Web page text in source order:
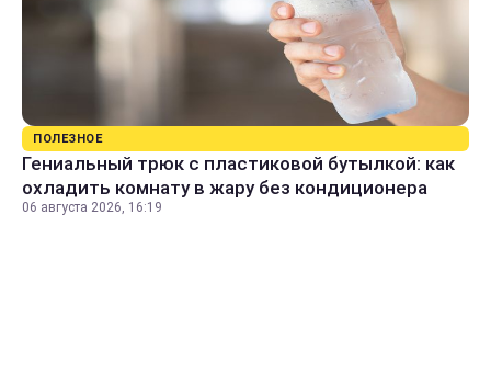
ПОЛЕЗНОЕ
Гениальный трюк с пластиковой бутылкой: как
охладить комнату в жару без кондиционера
06 августа 2026, 16:19